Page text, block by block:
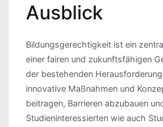
Ausblick
Bildungsgerechtigkeit ist ein
einer fairen und zukunftsfähigen
der bestehenden
innovative Maßnahmen und
beitragen, Barrieren abzubauen
Studieninteressierten wie auch